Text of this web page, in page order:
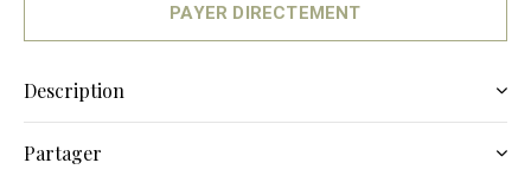
PAYER DIRECTEMENT
Description
Partager